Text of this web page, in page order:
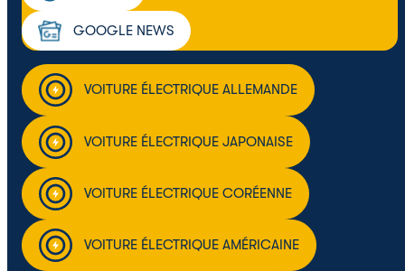
GOOGLE NEWS
VOITURE ÉLECTRIQUE ALLEMANDE
VOITURE ÉLECTRIQUE JAPONAISE
VOITURE ÉLECTRIQUE CORÉENNE
VOITURE ÉLECTRIQUE AMÉRICAINE